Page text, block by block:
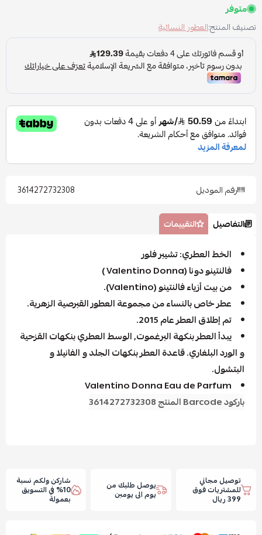
متوفر
تصنيف المنتج:العطور النسائية
رقم الموديل 3614272732308
التفاصيل التقييمات
الخط العطري: تشيبر فلور
فالنتينو دونا (Valentino Donna )
من بيت أزياء فالنتينو (Valentino).
عطر خاص بالنساء من مجموعة العطور القبرصية الزهرية.
تم إطلاق العطر عام 2015.
يبدأ العطر بنكهة البرغموت, الوسط العطري بنكهات القزحية
و الورد البلغاري. قاعدة العطر بنكهات الجلد و الفانيلا و
البتشول.
Valentino Donna Eau de Parfum
باركود Barcode المنتج 3614272732308
توصيل مجاني
للمشتريات فوق
399 ريال
يوصل طلبك من
يوم الى يومين
شاركن ولكم نسبة
10% في التسويق
بعمولة